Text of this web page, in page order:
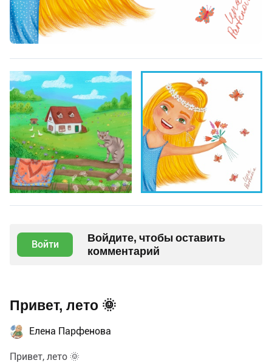
Войти
Войдите, чтобы оставить
комментарий
Привет, лето 🌞
Елена Парфенова
Привет, лето 🌞